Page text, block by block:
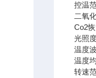
控温
二氧
Co2
光照
温度
温度
转速